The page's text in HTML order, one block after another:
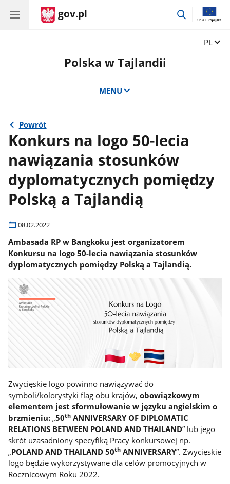
gov.pl
przejdź
Zmień
PL
Polska w Tajlandii
MENU
Powrót
Konkurs na logo 50-lecia
nawiązania stosunków
dyplomatycznych pomiędzy
Polską a Tajlandią
08.02.2022
Ambasada RP w Bangkoku jest organizatorem
Konkursu na logo 50-lecia nawiązania stosunków
dyplomatycznych pomiędzy Polską a Tajlandią.
Zwycięskie logo powinno nawiązywać do
symboli/kolorystyki flag obu krajów,obowiązkowym
elementem jest sformułowanie w języku angielskim o
brzmieniu: „50th ANNIVERSARY OF DIPLOMATIC
RELATIONS BETWEEN POLAND AND THAILAND” lub jego
skrót uzasadniony specyfiką Pracy konkursowej np.
„POLAND AND THAILAND 50th ANNIVERSARY”. Zwycięskie
logo będzie wykorzystywane dla celów promocyjnych w
Rocznicowym Roku 2022.